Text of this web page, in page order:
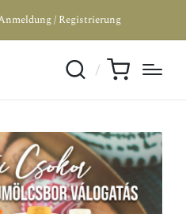
/ Registrierung